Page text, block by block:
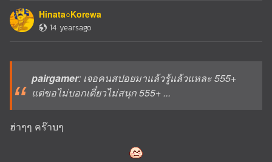
Hinata○Korewa
14 yearsago
pairgamer: เจอคนสปอยมาแล้วรู้แล้วแหละ 555+
แต่ขอไม่บอกเดี๋ยวไม่สนุก 555+ ...
ฮ่าๆๆ คร๊าบๆ